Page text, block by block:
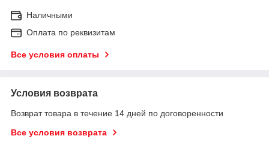
Наличными
Оплата по реквизитам
Все условия оплаты
Условия возврата
Возврат товара в течение 14 дней по договоренности
Все условия возврата